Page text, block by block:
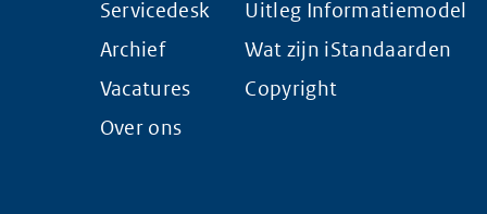
Servicedesk
Archief
Vacatures
Over ons
Uitleg Informatiemodel
Wat zijn iStandaarden
Copyright